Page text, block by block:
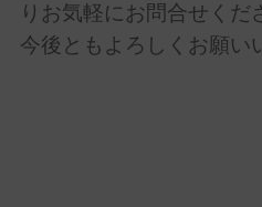
りお気軽にお問合せくだ
今後ともよろしくお願い